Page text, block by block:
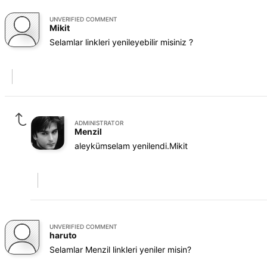
UNVERIFIED COMMENT
Mikit
Selamlar linkleri yenileyebilir misiniz ?
ADMINISTRATOR
Menzil
aleykümselam yenilendi.Mikit
UNVERIFIED COMMENT
haruto
Selamlar Menzil linkleri yeniler misin?